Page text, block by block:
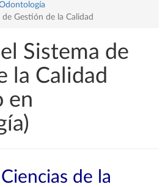
Gestión de la Calidad
Sistema de
la Calidad
en
de la